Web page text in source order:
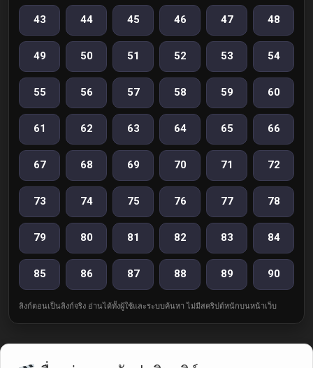
43 44 45 46 47 48
49 50 51 52 53 54
55 56 57 58 59 60
61 62 63 64 65 66
67 68 69 70 71 72
73 74 75 76 77 78
79 80 81 82 83 84
85 86 87 88 89 90
ลิงก์ตอนเป็นลิงก์จริง อ่านได้ทั้งผู้ใช้และระบบค้นหา ไม่มีสคริปต์หนักบนหน้าเว็บ